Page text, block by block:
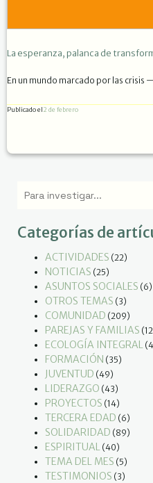
La esperanza, palanca de
En un mundo marcado por las
Publicado el2 de febrero
Categorías de
ACTIVIDADES (22)
NOTICIAS (25)
ASUNTOS SOCIALES (6)
OTROS TEMAS (3)
COMUNIDAD (209)
PAREJAS Y FAMILIAS
ECOLOGÍA INTEGRAL
FORMACIÓN (35)
JUVENTUD (49)
LIDERAZGO (43)
PROYECTOS (14)
TERCERA EDAD (6)
SOLIDARIDAD (89)
ESPIRITUAL (40)
TEMA DEL MES (5)
TESTIMONIOS (3)